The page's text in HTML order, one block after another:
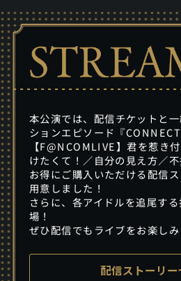
本公演では、配信チケットと
ションエピソード『
【F@NCOMLIVE】君を惹き
けたくて！／自分の見え方／
お得にご購入いただける配信
用意しました！
さらに、各アイドルを追尾す
場！
ぜひ配信でもライブをお楽しみ
配信ストーリー